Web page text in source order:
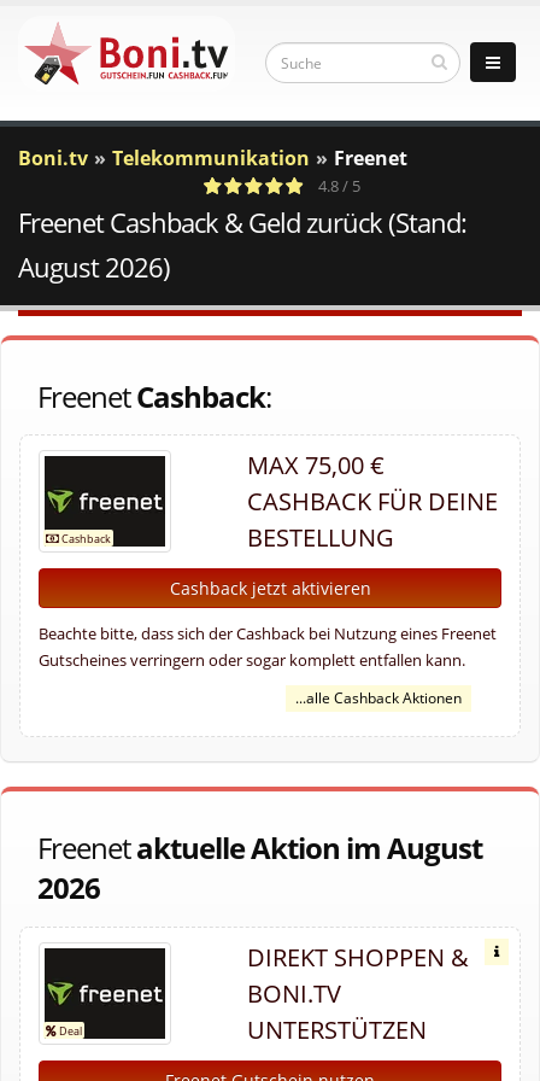
Boni.tv Telekommunikation Freenet
a
c
4 Votes
4.8 / 5
Freenet Cashback & Geld zurück (Stand:
August 2026)
FreenetCashback:
MAX 75,00 €
CASHBACK FÜR DEINE
BESTELLUNG
Cashback jetzt aktivieren
Beachte bitte, dass sich der Cashback bei Nutzung eines Freenet
Gutscheines verringern oder sogar komplett entfallen kann.
...alle Cashback Aktionen
Freenetaktuelle Aktion im August
2026
DIREKT SHOPPEN &
BONI.TV
UNTERSTÜTZEN